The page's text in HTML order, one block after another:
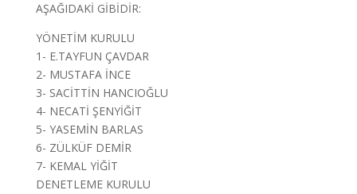
AŞAĞIDAKİ GİBİDİR:
YÖNETİM KURULU
1- E.TAYFUN ÇAVDAR
2- MUSTAFA İNCE
3- SACİTTİN HANCIOĞLU
4- NECATİ ŞENYİĞİT
5- YASEMİN BARLAS
6- ZÜLKÜF DEMİR
7- KEMAL YİĞİT
DENETLEME KURULU